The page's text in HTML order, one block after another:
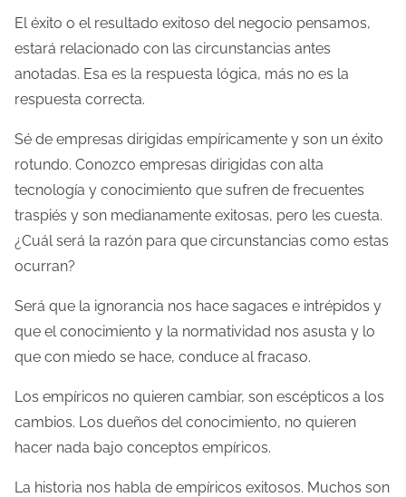
rEl éxito o el resultado exitoso del negocio pensamos,
estará relacionado con las circunstancias antes
anotadas. Esa es la respuesta lógica, más no es la
respuesta correcta.
Sé de empresas dirigidas empíricamente y son un éxito
rotundo. Conozco empresas dirigidas con alta
tecnología y conocimiento que sufren de frecuentes
traspiés y son medianamente exitosas, pero les cuesta.
¿Cuál será la razón para que circunstancias como estas
ocurran?
Será que la ignorancia nos hace sagaces e intrépidos y
que el conocimiento y la normatividad nos asusta y lo
que con miedo se hace, conduce al fracaso.
Los empíricos no quieren cambiar, son escépticos a los
cambios. Los dueños del conocimiento, no quieren
hacer nada bajo conceptos empíricos.
La historia nos habla de empíricos exitosos. Muchos son